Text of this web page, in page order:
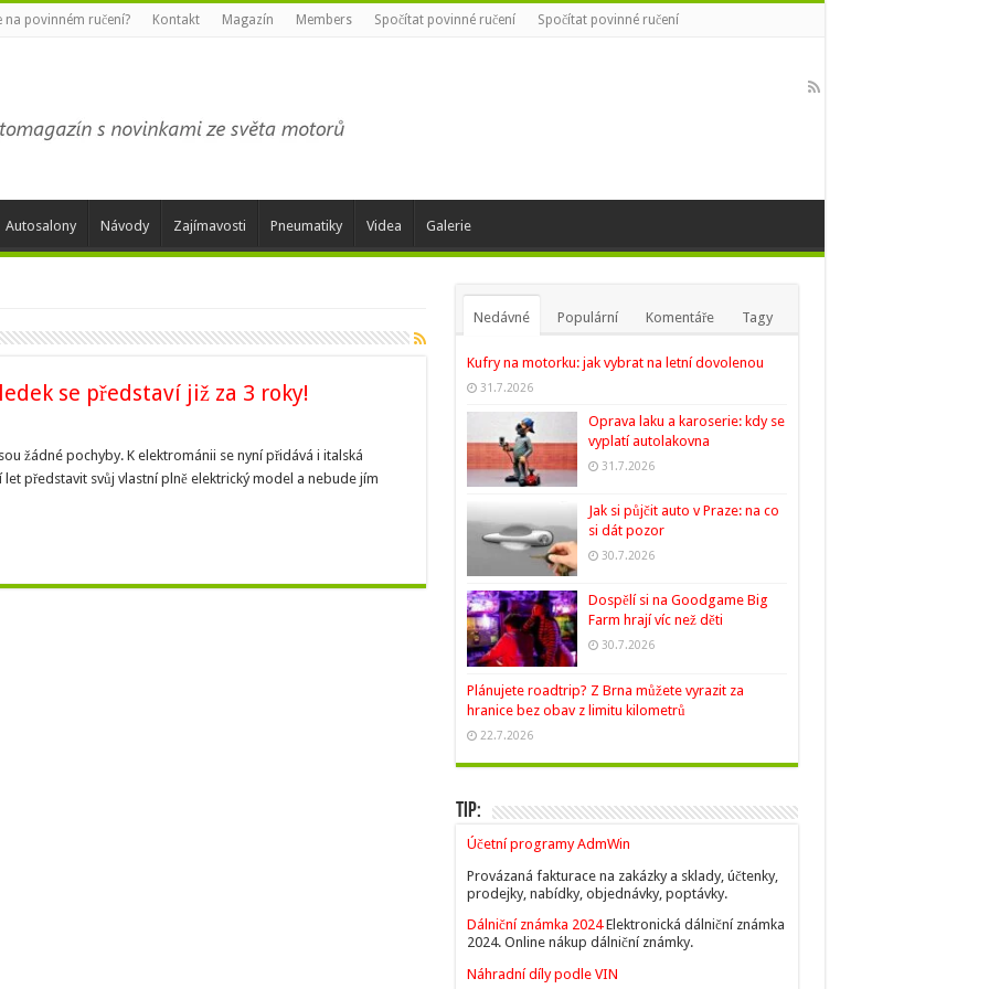
na povinném ručení? Kontakt Magazín Members Spočítat povinné ručení Spočítat povinné ručení
Autosalony Návody Zajímavosti Pneumatiky Videa Galerie
se představí již za 3 roky!
žádné pochyby. K elektrománii se nyní přidává i italská
představit svůj vlastní plně elektrický model a nebude jím
Nedávné Populární Komentáře Tagy
Kufry na motorku: jak vybrat na letní dovolenou
31.7.2026
Oprava laku a karoserie: kdy se
vyplatí autolakovna
31.7.2026
Jak si půjčit auto v Praze: na co
si dát pozor
30.7.2026
Dospělí si na Goodgame Big
Farm hrají víc než děti
30.7.2026
Plánujete roadtrip? Z Brna můžete vyrazit za
hranice bez obav z limitu kilometrů
22.7.2026
Tip:
Účetní programy AdmWin
Provázaná fakturace na zakázky a sklady, účtenky,
prodejky, nabídky, objednávky, poptávky.
Dálniční známka 2024Elektronická dálniční známka
2024. Online nákup dálniční známky.
Náhradní díly podle VIN